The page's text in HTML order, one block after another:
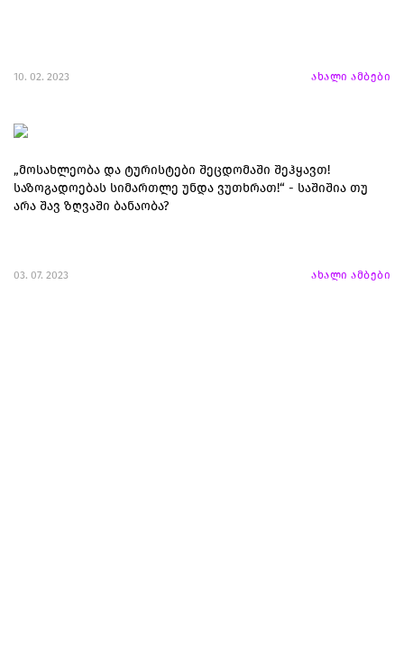
10. 02. 2023 ახალი ამბები
„მოსახლეობა და ტურისტები შეცდომაში შეჰყავთ!
საზოგადოებას სიმართლე უნდა ვუთხრათ!“ - საშიშია თუ
არა შავ ზღვაში ბანაობა?
03. 07. 2023 ახალი ამბები